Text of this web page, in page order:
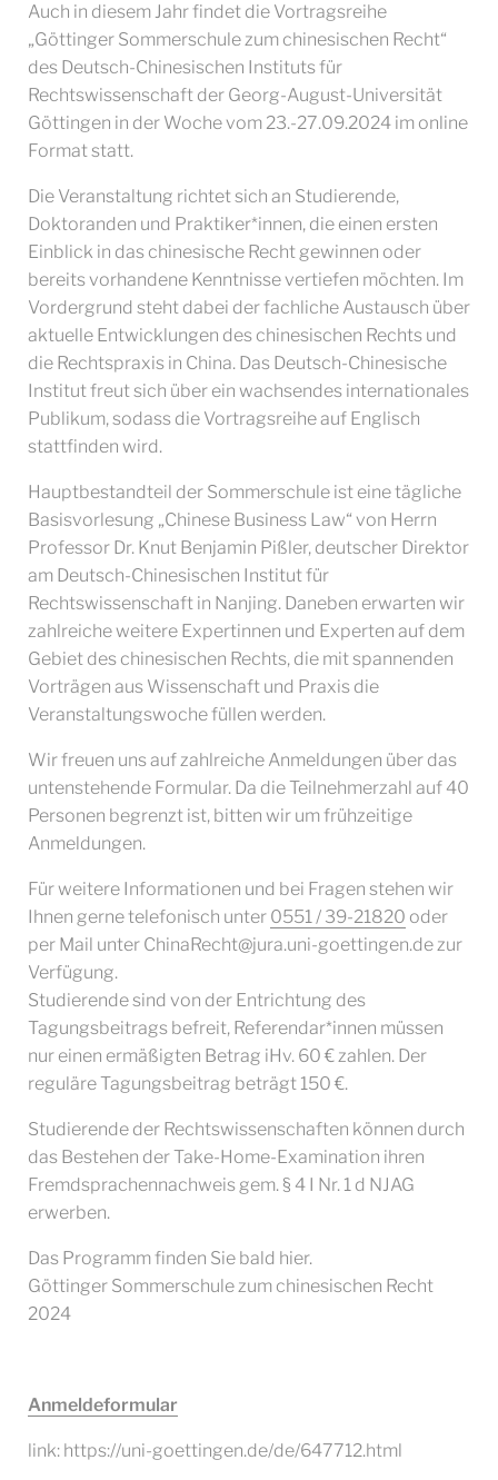
Auch in diesem Jahr findet die Vortragsreihe
„Göttinger Sommerschule zum chinesischen Recht“
des Deutsch-Chinesischen Instituts für
Rechtswissenschaft der Georg-August-Universität
Göttingen in der Woche vom 23.-27.09.2024 im online
Format statt.
Die Veranstaltung richtet sich an Studierende,
Doktoranden und Praktiker*innen, die einen ersten
Einblick in das chinesische Recht gewinnen oder
bereits vorhandene Kenntnisse vertiefen möchten. Im
Vordergrund steht dabei der fachliche Austausch über
aktuelle Entwicklungen des chinesischen Rechts und
die Rechtspraxis in China. Das Deutsch-Chinesische
Institut freut sich über ein wachsendes internationales
Publikum, sodass die Vortragsreihe auf Englisch
stattfinden wird.
Hauptbestandteil der Sommerschule ist eine tägliche
Basisvorlesung „Chinese Business Law“ von Herrn
Professor Dr. Knut Benjamin Pißler, deutscher Direktor
am Deutsch-Chinesischen Institut für
Rechtswissenschaft in Nanjing. Daneben erwarten wir
zahlreiche weitere Expertinnen und Experten auf dem
Gebiet des chinesischen Rechts, die mit spannenden
Vorträgen aus Wissenschaft und Praxis die
Veranstaltungswoche füllen werden.
Wir freuen uns auf zahlreiche Anmeldungen über das
untenstehende Formular. Da die Teilnehmerzahl auf 40
Personen begrenzt ist, bitten wir um frühzeitige
Anmeldungen.
Für weitere Informationen und bei Fragen stehen wir
Ihnen gerne telefonisch unter 0551 / 39-21820 oder
per Mail unter ChinaRecht@jura.uni-goettingen.de zur
Verfügung.
Studierende sind von der Entrichtung des
Tagungsbeitrags befreit, Referendar*innen müssen
nur einen ermäßigten Betrag iHv. 60 € zahlen. Der
reguläre Tagungsbeitrag beträgt 150 €.
Studierende der Rechtswissenschaften können durch
das Bestehen der Take-Home-Examination ihren
Fremdsprachennachweis gem. § 4 I Nr. 1 d NJAG
erwerben.
Das Programm finden Sie bald hier.
Göttinger Sommerschule zum chinesischen Recht
2024
Anmeldeformular
link: https://uni-goettingen.de/de/647712.html